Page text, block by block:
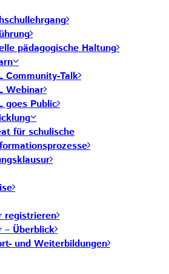
pädagogische Haltung
Community-Talk
Webinar
goes Public
für schulische
registrieren
Überblick
und Weiterbildungen